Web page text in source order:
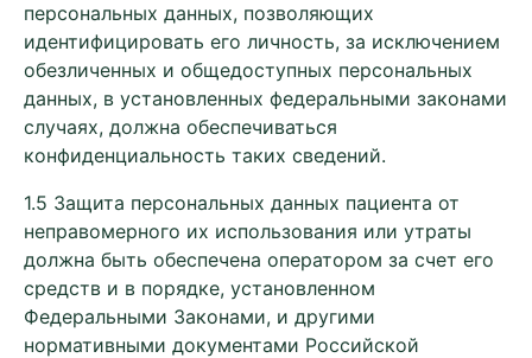
персональных данных, позволяющих
идентифицировать его личность, за исключением
обезличенных и общедоступных персональных
данных, в установленных федеральными законами
случаях, должна обеспечиваться
конфиденциальность таких сведений.
1.5 Защита персональных данных пациента от
неправомерного их использования или утраты
должна быть обеспечена оператором за счет его
средств и в порядке, установленном
Федеральными Законами, и другими
нормативными документами Российской